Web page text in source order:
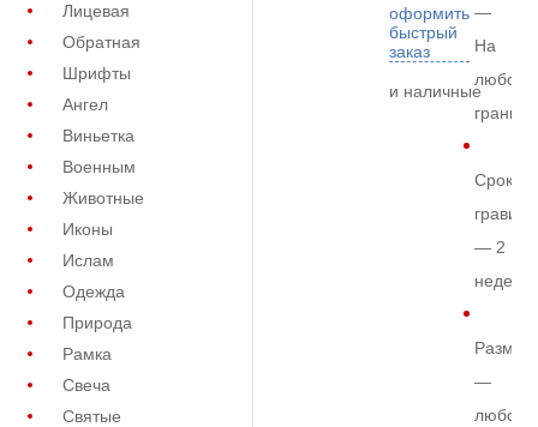
Лицевая
Обратная
Шрифты
Ангел
Виньетка
Военным
Животные
Иконы
Ислам
Одежда
Природа
Рамка
Свеча
Святые
оформить
быстрый
заказ
и наличные
—
На
любом
граните
Срок
— 2
недели
Размер
—
любой